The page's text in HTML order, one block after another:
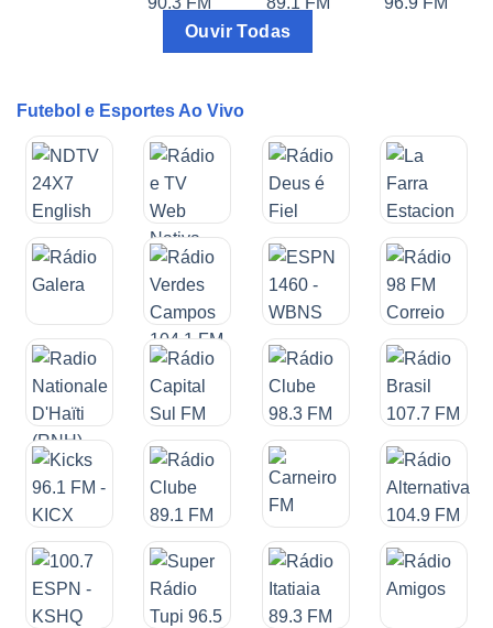
Ouvir Todas
Futebol e Esportes Ao Vivo